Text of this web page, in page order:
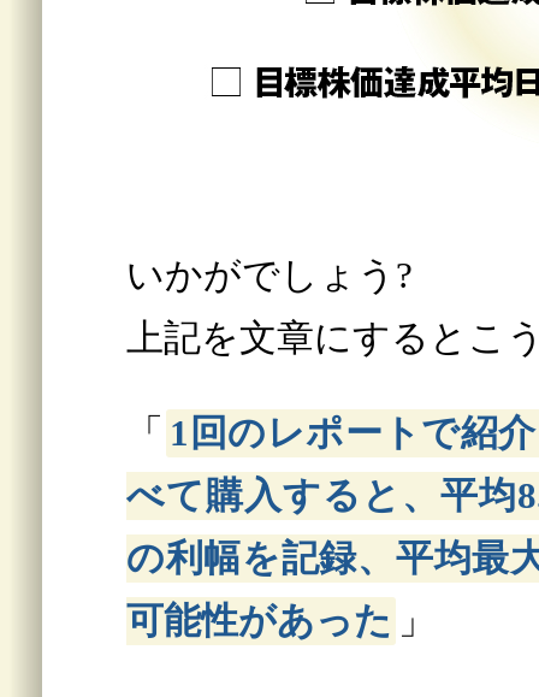
いかがでしょう?
上記を文章にするとこ
「 1回のレポートで紹
べて購入すると、平均
の利幅を記録、平均最
可能性があった 」